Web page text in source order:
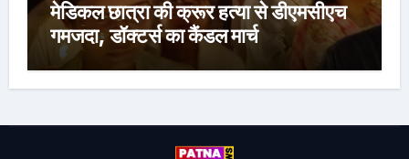
मेडिकल छात्रा की क्रूर हत्या से डीएमसीएच
गमजदा, डॉक्टर्स का कैंडल मार्च